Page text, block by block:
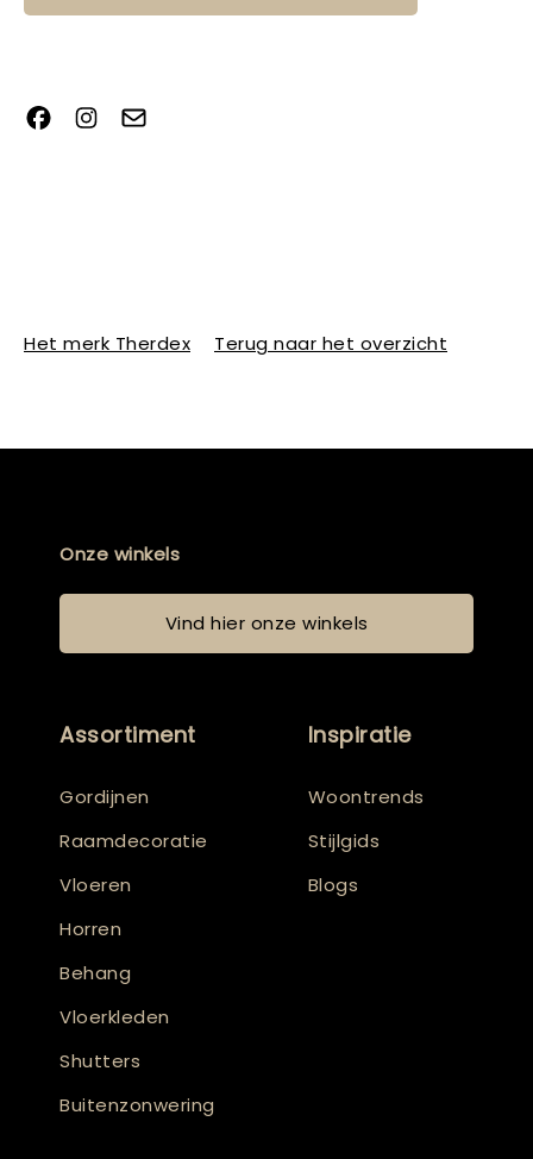
Het merk Therdex Terug naar het overzicht
Onze winkels
Vind hier onze winkels
Assortiment
Gordijnen
Raamdecoratie
Vloeren
Horren
Behang
Vloerkleden
Shutters
Buitenzonwering
Inspiratie
Woontrends
Stijlgids
Blogs